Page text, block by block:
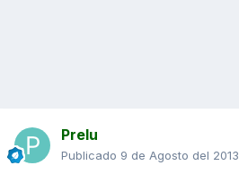
Prelu
Publicado 9 de Agosto del 2013